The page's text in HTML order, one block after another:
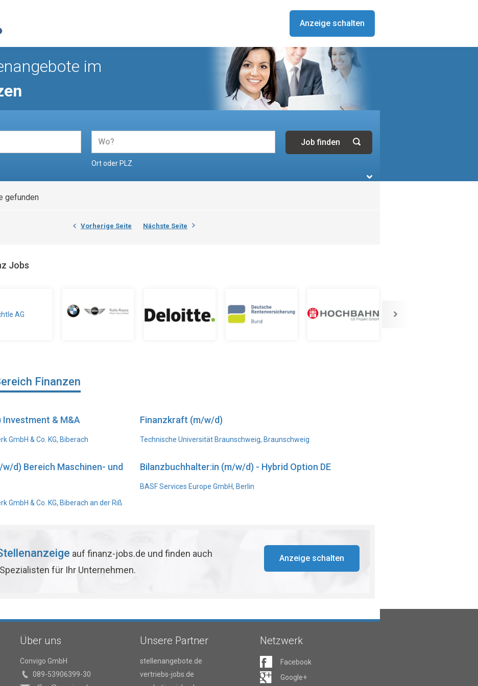
Anzeige schalten
im
Ort oder PLZ
gefunden
Vorherige Seite Nächste Seite
Jobs
Finanzen
& M&A
GmbH & Co. KG, Biberach
Finanzkraft (m/w/d)
Technische Universität Braunschweig, Braunschweig
d) Bereich Maschinen- und
GmbH & Co. KG, Biberach an der Riß
Bilanzbuchhalter:in (m/w/d) - Hybrid Option DE
BASF Services Europe GmbH, Berlin
auf finanz-jobs.de und finden auch
für Ihr Unternehmen.
Anzeige schalten
Über uns
Convigo GmbH
089-53906399-30
Unsere Partner
stellenangebote.de
vertriebs-jobs.de
Netzwerk
Facebook
Google+